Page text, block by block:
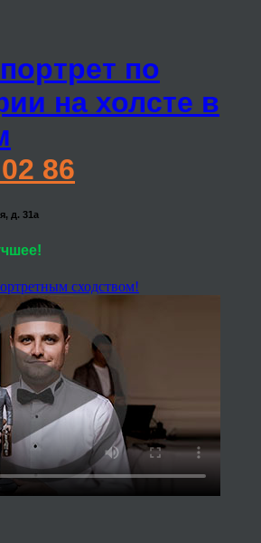
по
на холсте в
86
д. 31а
сходством!